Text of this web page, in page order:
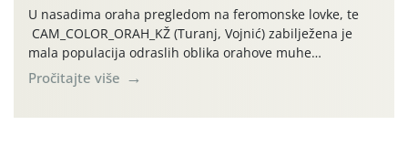
U nasadima oraha pregledom na feromonske lovke, te
CAM_COLOR_ORAH_KŽ (Turanj, Vojnić) zabilježena je
mala populacija odraslih oblika orahove muhe
(Rhagoletis completa). Niska brojnost može se objasniti
činjenicom da je riječ o mladim nasadima s vrlo malim
Pročitajte više